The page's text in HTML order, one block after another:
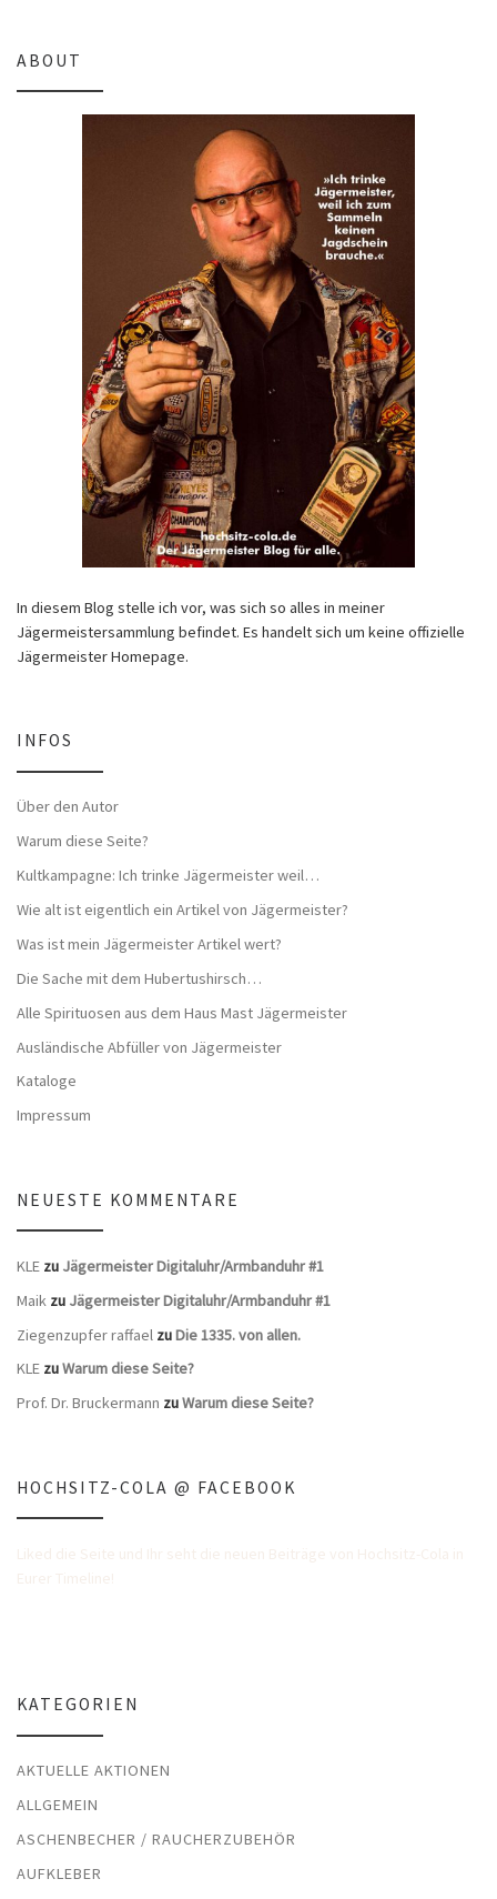
ABOUT
In diesem Blog stelle ich vor, was sich so alles in meiner
Jägermeistersammlung befindet. Es handelt sich um keine offizielle
Jägermeister Homepage.
INFOS
Über den Autor
Warum diese Seite?
Kultkampagne: Ich trinke Jägermeister weil…
Wie alt ist eigentlich ein Artikel von Jägermeister?
Was ist mein Jägermeister Artikel wert?
Die Sache mit dem Hubertushirsch…
Alle Spirituosen aus dem Haus Mast Jägermeister
Ausländische Abfüller von Jägermeister
Kataloge
Impressum
NEUESTE KOMMENTARE
KLE zu Jägermeister Digitaluhr/Armbanduhr #1
Maik zu Jägermeister Digitaluhr/Armbanduhr #1
Ziegenzupfer raffael zuDie 1335. von allen.
KLE zuWarum diese Seite?
Prof. Dr. Bruckermann zuWarum diese Seite?
HOCHSITZ-COLA @ FACEBOOK
KATEGORIEN
AKTUELLE AKTIONEN
ALLGEMEIN
ASCHENBECHER / RAUCHERZUBEHÖR
AUFKLEBER